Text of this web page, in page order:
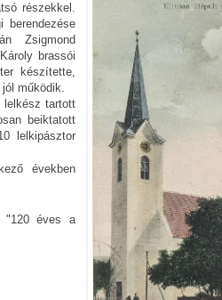
részekkel.
berendezése
Zsigmond
brassói
készítette,
működik.
lelkész tartott
beiktatott
lelkipásztor
években
"120 éves a